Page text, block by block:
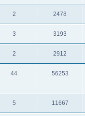
2 2478
3 3193
2 2912
44 56253
5 11667